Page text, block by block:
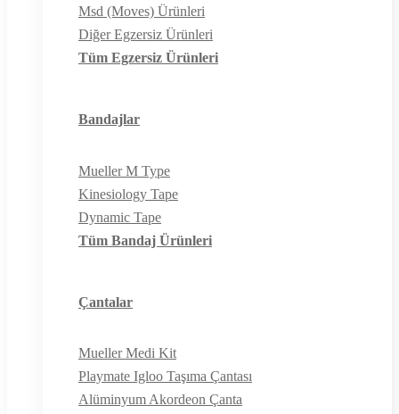
Msd (Moves) Ürünleri
Diğer Egzersiz Ürünleri
Tüm Egzersiz Ürünleri
Bandajlar
Mueller M Type
Kinesiology Tape
Dynamic Tape
Tüm Bandaj Ürünleri
Çantalar
Mueller Medi Kit
Playmate Igloo Taşıma Çantası
Alüminyum Akordeon Çanta